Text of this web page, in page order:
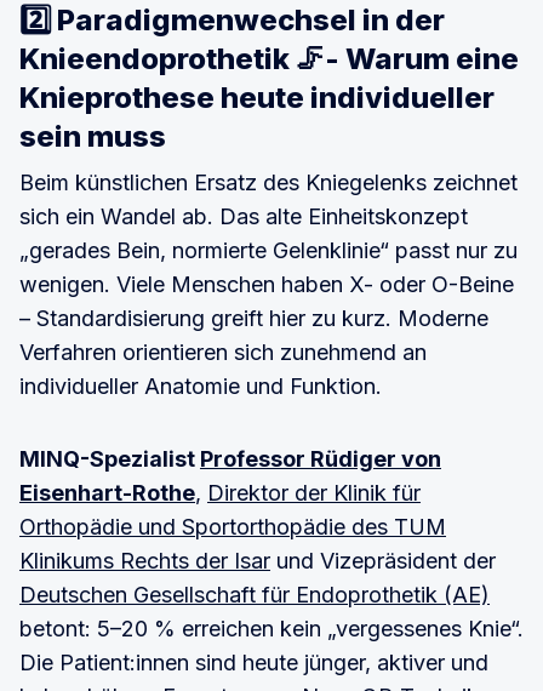
2️⃣ Paradigmenwechsel in der
Knieendoprothetik 🦵- Warum eine
Knieprothese heute individueller
sein muss
Beim künstlichen Ersatz des Kniegelenks zeichnet
sich ein Wandel ab. Das alte Einheitskonzept
„gerades Bein, normierte Gelenklinie“ passt nur zu
wenigen. Viele Menschen haben X- oder O-Beine
– Standardisierung greift hier zu kurz. Moderne
Verfahren orientieren sich zunehmend an
individueller Anatomie und Funktion.
MINQ-Spezialist Professor Rüdiger von
Eisenhart-Rothe, Direktor der Klinik für
Orthopädie und Sportorthopädie des TUM
Klinikums Rechts der Isar und Vizepräsident der
Deutschen Gesellschaft für Endoprothetik (AE)
betont: 5–20 % erreichen kein „vergessenes Knie“.
Die Patient:innen sind heute jünger, aktiver und